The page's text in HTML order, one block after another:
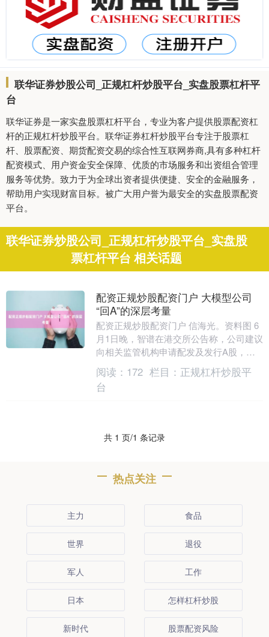
联华证券炒股公司_正规杠杆炒股平台_实盘股票杠杆平
台
联华证券是一家实盘股票杠杆平台，专业为客户提供股票配资杠
杆的正规杠杆炒股平台。联华证券杠杆炒股平台专注于股票杠
杆、股票配资、期货配资交易的综合性互联网券商,具有多种杠杆
配资模式、用户资金安全保障、优质的市场服务和出资组合管理
服务等优势。致力于为全球出资者提供便捷、安全的金融服务，
帮助用户实现财富目标。被广大用户誉为最安全的实盘股票配资
平台。
联华证券炒股公司_正规杠杆炒股平台_实盘股
票杠杆平台 相关话题
配资正规炒股配资门户 大模型公司
“回A”的深层考量
配资正规炒股配资门户 信海光。资料图 6
月1日晚，智谱在港交所公告称，公司建议
向相关监管机构申请配发及发行A股，并
向上海证券交易所申请该等A股在科创板
上市及准予....
阅读： 172 栏目： 正规杠杆炒股平
台
共 1 页/1 条记录
热点关注
主力 食品
世界 退役
军人 工作
日本 怎样杠杆炒股
新时代 股票配资风险